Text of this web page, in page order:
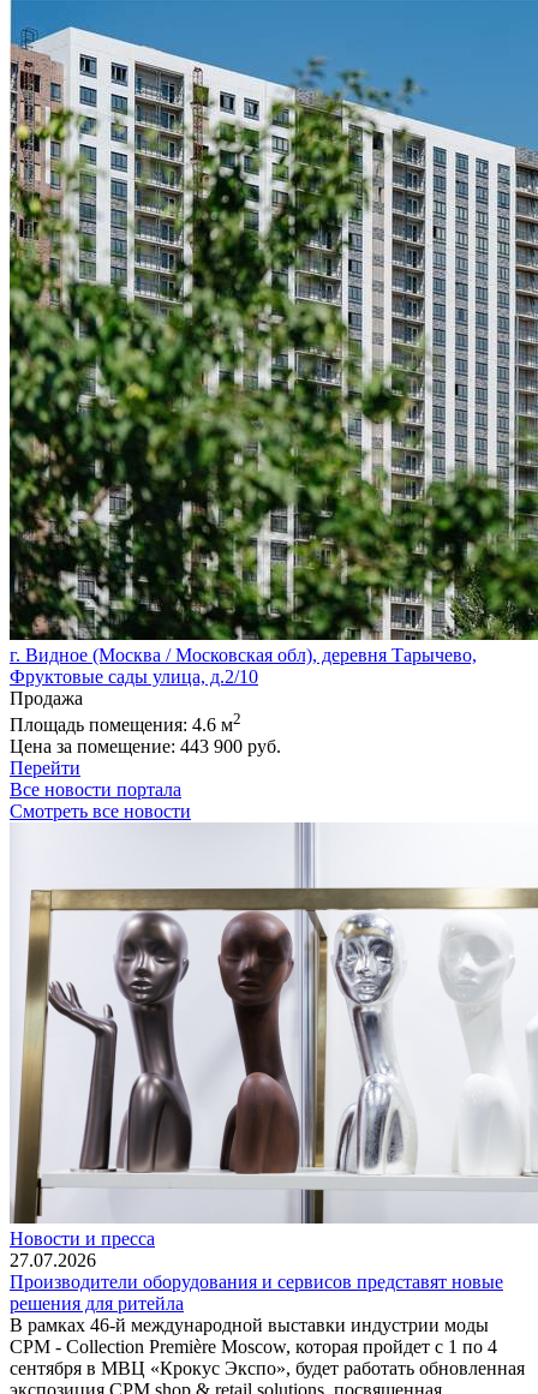
г. Видное (Москва / Московская обл), деревня Тарычево,
Фруктовые сады улица, д.2/10
Продажа
Площадь помещения: 4.6 м2
Цена за помещение: 443 900 руб.
Перейти
Все новости портала
Смотреть все новости
Новости и пресса
27.07.2026
Производители оборудования и сервисов представят новые
решения для ритейла
В рамках 46-й международной выставки индустрии моды
CPM - Collection Première Moscow, которая пройдет с 1 по 4
сентября в МВЦ «Крокус Экспо», будет работать обновленная
экспозиция CPM shop & retail solutions, посвященная